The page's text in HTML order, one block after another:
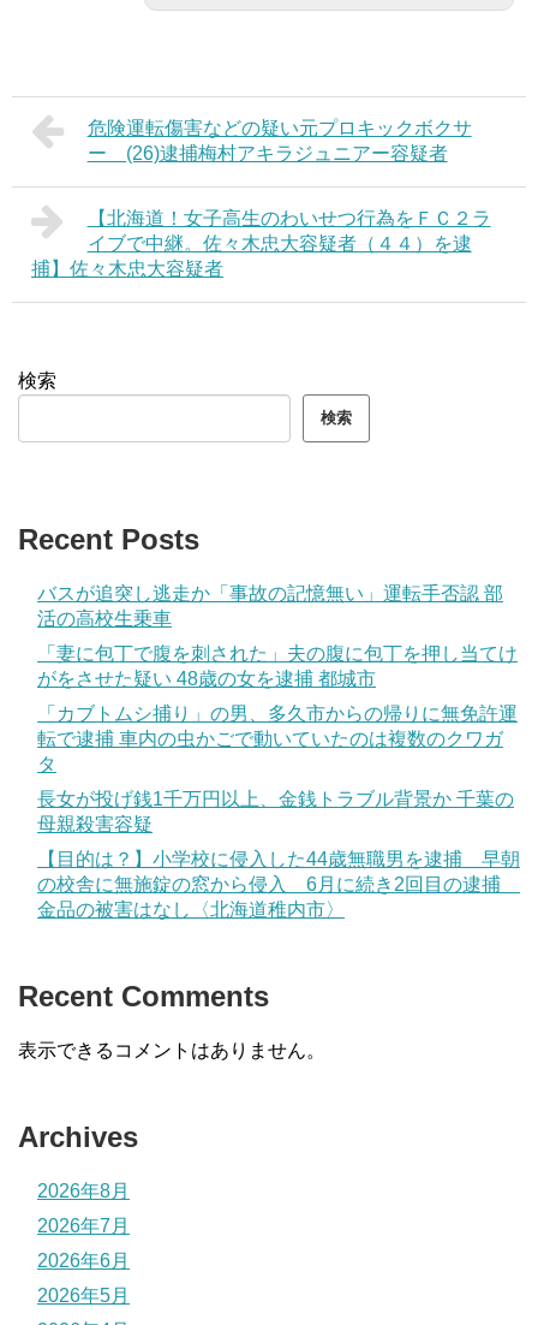
危険運転傷害などの疑い元プロキックボクサ
ー (26)逮捕梅村アキラジュニアー容疑者
【北海道！女子高生のわいせつ行為をＦＣ２ラ
イブで中継。佐々木忠大容疑者（４４）を逮
捕】佐々木忠大容疑者
検索
検索
Recent Posts
バスが追突し逃走か「事故の記憶無い」運転手否認 部
活の高校生乗車
「妻に包丁で腹を刺された」夫の腹に包丁を押し当てけ
がをさせた疑い 48歳の女を逮捕 都城市
「カブトムシ捕り」の男、多久市からの帰りに無免許運
転で逮捕 車内の虫かごで動いていたのは複数のクワガ
タ
長女が投げ銭1千万円以上、金銭トラブル背景か 千葉の
母親殺害容疑
【目的は？】小学校に侵入した44歳無職男を逮捕＿早朝
の校舎に無施錠の窓から侵入＿6月に続き2回目の逮捕＿
金品の被害はなし〈北海道稚内市〉
Recent Comments
表示できるコメントはありません。
Archives
2026年8月
2026年7月
2026年6月
2026年5月